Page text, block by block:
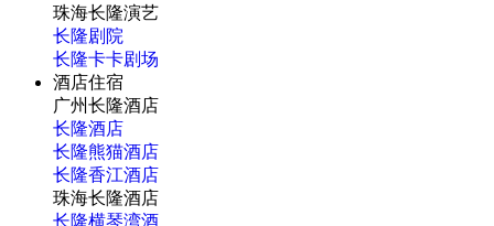
珠海长隆演艺
长隆剧院
长隆卡卡剧场
酒店住宿
广州长隆酒店
长隆酒店
长隆熊猫酒店
长隆香江酒店
珠海长隆酒店
长隆横琴湾酒